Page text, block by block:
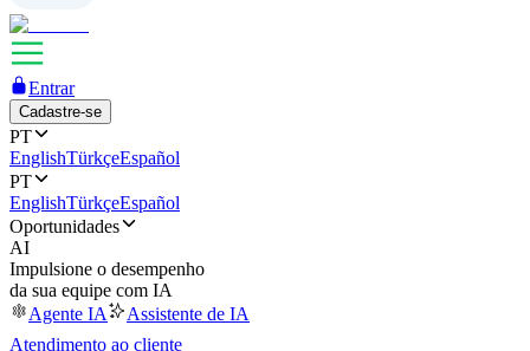
Entrar
Cadastre-se
PT
EnglishTürkçeEspañol
PT
EnglishTürkçeEspañol
Oportunidades
AI
Impulsione o desempenho
da sua equipe com IA
Agente IA
Assistente de IA
Atendimento ao cliente